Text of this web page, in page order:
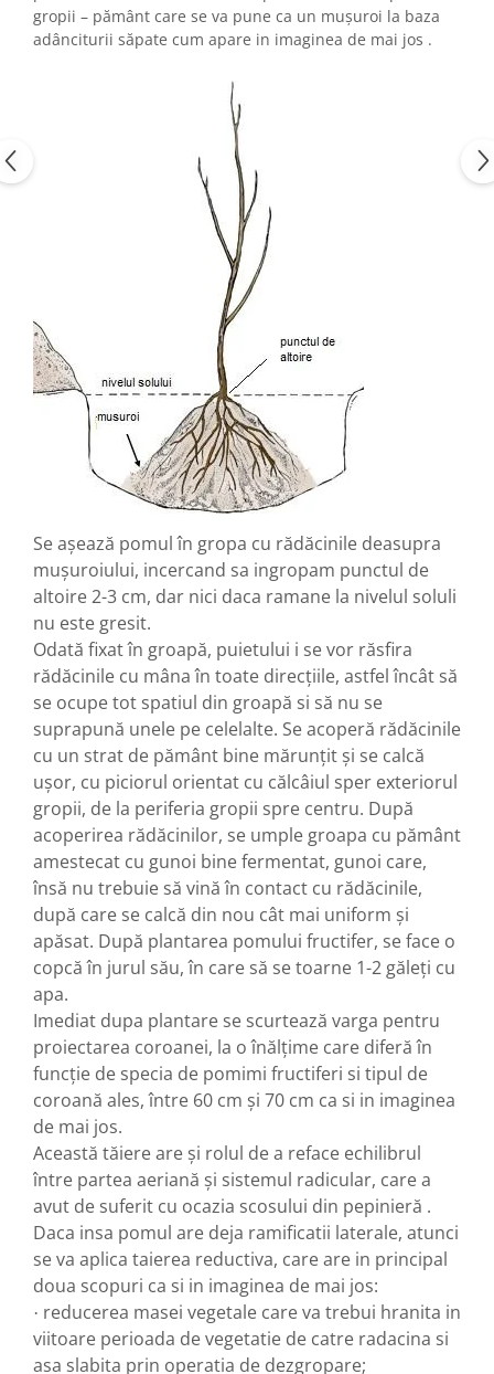
gropii – pământ care se va pune ca un mușuroi la baza
adânciturii săpate cum apare in imaginea de mai jos .
Se așează pomul în gropa cu rădăcinile deasupra
mușuroiului, incercand sa ingropam punctul de
altoire 2-3 cm, dar nici daca ramane la nivelul soluli
nu este gresit.
Odată fixat în groapă, puietului i se vor răsfira
rădăcinile cu mâna în toate direcțiile, astfel încât să
se ocupe tot spatiul din groapă si să nu se
suprapună unele pe celelalte. Se acoperă rădăcinile
cu un strat de pământ bine mărunțit și se calcă
ușor, cu piciorul orientat cu călcâiul sper exteriorul
gropii, de la periferia gropii spre centru. După
acoperirea rădăcinilor, se umple groapa cu pământ
amestecat cu gunoi bine fermentat, gunoi care,
însă nu trebuie să vinăîn contact cu rădăcinile,
după care se calcă din nou cât mai uniform și
apăsat. După plantarea pomului fructifer, se face o
copcăîn jurul său, în care să se toarne 1-2 găleți cu
apa.
Imediat dupa plantare se scurtează varga pentru
proiectarea coroanei, la o înălțime care diferăîn
funcție de specia de pomimi fructiferi si tipul de
coroană ales, între 60 cm și 70 cm ca si in imaginea
de mai jos.
Această tăiere are și rolul de a reface echilibrul
între partea aeriană și sistemul radicular, care a
avut de suferit cu ocazia scosului din pepinieră .
Daca insa pomul are deja ramificatii laterale, atunci
se va aplica taierea reductiva, care are in principal
doua scopuri ca si in imaginea de mai jos:
· reducerea masei vegetale care va trebui hranita in
viitoare perioada de vegetatie de catre radacina si
asa slabita prin operatia de dezgropare;